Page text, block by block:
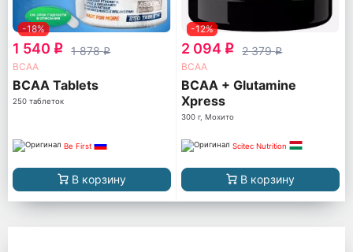
-18%
1 540 q 1 878q
ВСАА
BCAA Tablets
250 таблеток
Be First
В корзину
-12%
2 094 q 2 379q
ВСАА
BCAA + Glutamine
Xpress
300 г, Мохито
Scitec Nutrition
В корзину